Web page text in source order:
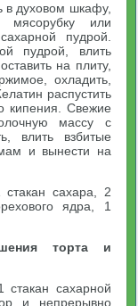
в духовом шкафу,
мясорубку или
пудрой.
пудрой, влить
на плиту,
охладить,
распустить
кипения. Свежие
массу с
влить взбитые
и вынести на
сахара, 2
ядра, 1
торта и
сахарной
и непрерывно